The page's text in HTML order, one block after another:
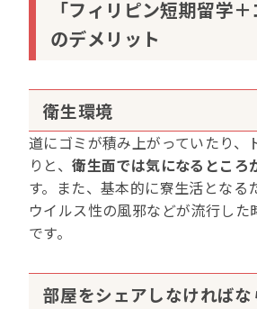
「フィリピン短期留学＋
のデメリット
衛生環境
道にゴミが積み上がっていたり、
りと、衛生面では気になるところ
す。また、基本的に寮生活となる
ウイルス性の風邪などが流行した
です。
部屋をシェアしなければな